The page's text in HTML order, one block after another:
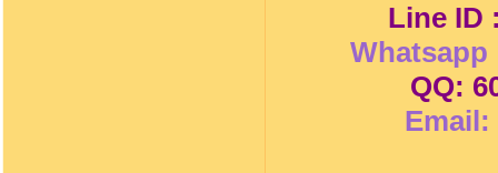
Line ID
Whatsapp
QQ:
Email: